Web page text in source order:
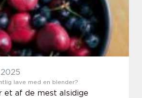
lave med en blender?
et af de mest alsidige